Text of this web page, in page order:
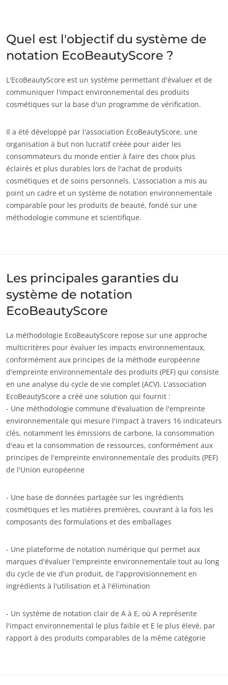
ECOCERT
Qui sommes nous ?
NOS ENGAGEMENTS RSE
Agir via nos prestations
S’investir pour notre environnement
Innover avec notre écosystème
Japon (japonais)
Amérique
Argentine (espagnol)
Brésil (portugais)
Canada
Canada (français)
Chili (espagnol)
Mexique (espagnol)
Pérou (espagnol)
États-Unis (anglais)
Allemagne (allemand)
Espagne (espagnol)
France (français)
Italie (italien)
Roumanie (roumain)
Serbie (serbe)
Suisse
Turquie (turc)
Quel est l'objectif du système de
notation EcoBeautyScore ?
L'EcoBeautyScore est un système permettant d'évaluer et de
communiquer l'impact environnemental des produits
cosmétiques sur la base d'un programme de vérification.
Il a été développé par l'association EcoBeautyScore, une
organisation à but non lucratif créée pour aider les
consommateurs du monde entier à faire des choix plus
éclairés et plus durables lors de l'achat de produits
cosmétiques et de soins personnels. L'association a mis au
point un cadre et un système de notation environnementale
comparable pour les produits de beauté, fondé sur une
méthodologie commune et scientifique.
Les principales garanties du
système de notation
EcoBeautyScore
La méthodologie EcoBeautyScore repose sur une approche
multicritères pour évaluer les impacts environnementaux,
conformément aux principes de la méthode européenne
d'empreinte environnementale des produits (PEF) qui consiste
en une analyse du cycle de vie complet (ACV). L'association
EcoBeautyScore a créé une solution qui fournit :
- Une méthodologie commune d'évaluation de l'empreinte
environnementale qui mesure l'impact à travers 16 indicateurs
clés, notamment les émissions de carbone, la consommation
d'eau et la consommation de ressources, conformément aux
principes de l'empreinte environnementale des produits (PEF)
de l'Union européenne
- Une base de données partagée sur les ingrédients
cosmétiques et les matières premières, couvrant à la fois les
composants des formulations et des emballages
- Une plateforme de notation numérique qui permet aux
marques d'évaluer l'empreinte environnementale tout au long
du cycle de vie d'un produit, de l'approvisionnement en
ingrédients à l'utilisation et à l'élimination
- Un système de notation clair de A à E, où A représente
l'impact environnemental le plus faible et E le plus élevé, par
rapport à des produits comparables de la même catégorie